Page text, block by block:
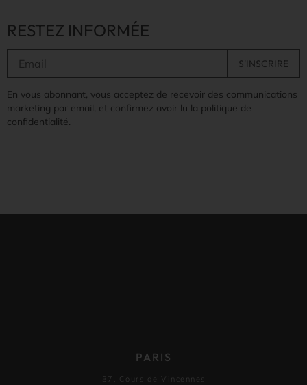
RESTEZ INFORMÉE
En vous abonnant, vous acceptez de recevoir des communications
marketing par email, et confirmez avoir lu la politique de
confidentialité.
PARIS
37, Cours de Vincennes